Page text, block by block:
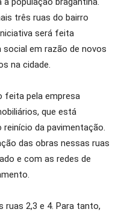
três ruas do bairro
será feita
em razão de novos
na cidade.
feita pela empresa
que está
da pavimentação.
das obras nessas ruas
e com as redes de
ruas 2,3 e 4. Para tanto,